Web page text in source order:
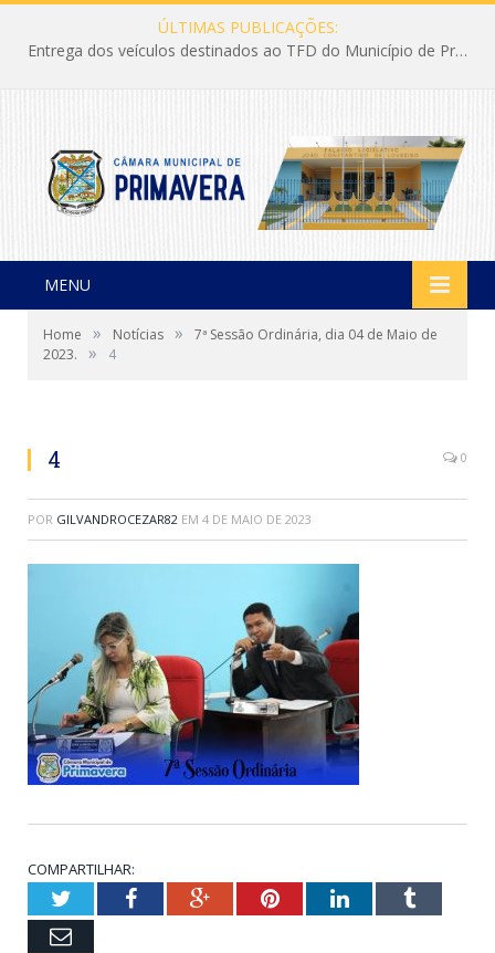
ÚLTIMAS PUBLICAÇÕES:
Entrega dos veículos destinados ao TFD do Município de Primavera
MENU
Home » Notícias »
7ª Sessão Ordinária, dia 04 de Maio de
2023.
» 4
4 0
POR GILVANDROCEZAR82 EM 4 DE MAIO DE 2023
COMPARTILHAR:
TwitterFacebookGoogle+PinterestLinkedInTumblr
Email